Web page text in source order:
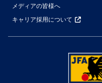
メディアの皆様へ
キャリア採用について